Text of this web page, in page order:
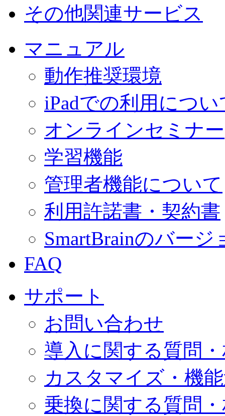
その他関連サービス
マニュアル
動作推奨環境
iPadでの利用につい
オンラインセミナー
学習機能
管理者機能について
利用許諾書・契約書
SmartBrainのバー
FAQ
サポート
お問い合わせ
導入に関する質問
カスタマイズ・機
乗換に関する質問